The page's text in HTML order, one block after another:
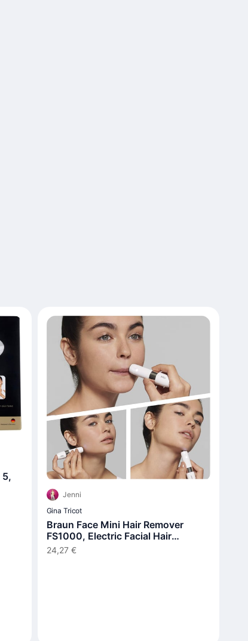
5,
Jenni
Gina Tricot
Braun Face Mini Hair Remover
FS1000, Electric Facial Hair
Remover
24,27 €